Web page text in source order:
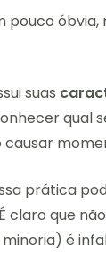
pouco
suas
qual
causar
prática
claro que
é